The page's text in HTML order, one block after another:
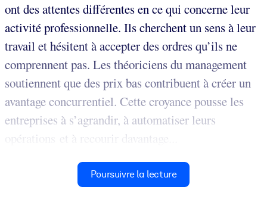
ont des attentes différentes en ce qui concerne leur
activité professionnelle. Ils cherchent un sens à leur
travail et hésitent à accepter des ordres qu’ils ne
comprennent pas. Les théoriciens du management
soutiennent que des prix bas contribuent à créer un
avantage concurrentiel. Cette croyance pousse les
entreprises à s’agrandir, à automatiser leurs
opérations et à recourir davantage...
Poursuivre la lecture